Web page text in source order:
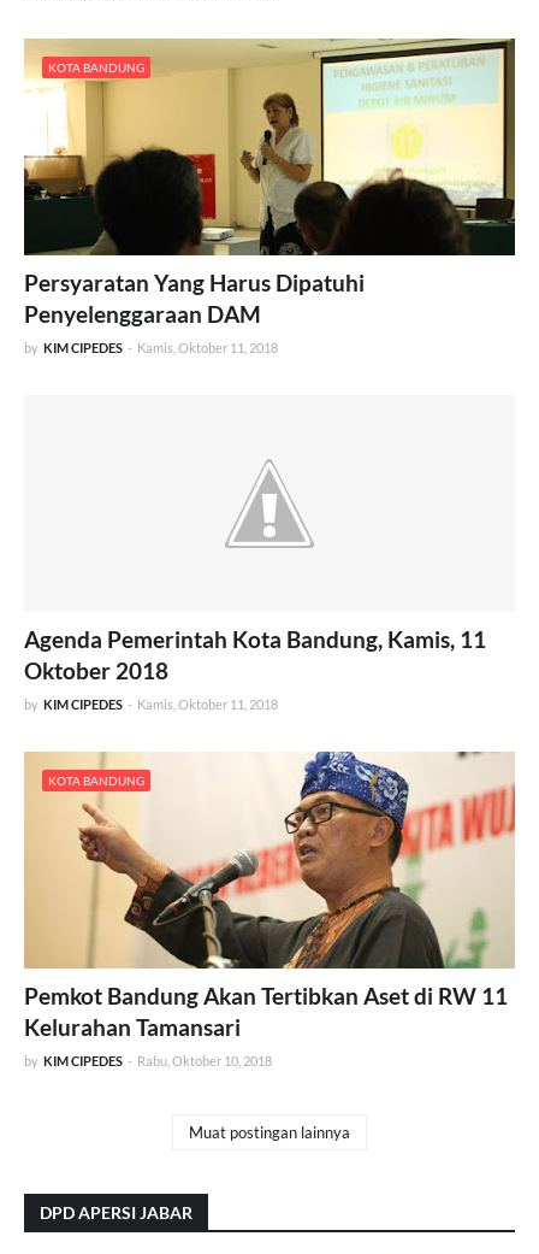
KOTA BANDUNG
Persyaratan Yang Harus Dipatuhi
Penyelenggaraan DAM
by KIM CIPEDES - Kamis, Oktober 11, 2018
Agenda Pemerintah Kota Bandung, Kamis, 11
Oktober 2018
by KIM CIPEDES - Kamis, Oktober 11, 2018
KOTA BANDUNG
Pemkot Bandung Akan Tertibkan Aset di RW 11
Kelurahan Tamansari
by KIM CIPEDES - Rabu, Oktober 10, 2018
Muat postingan lainnya
DPD APERSI JABAR